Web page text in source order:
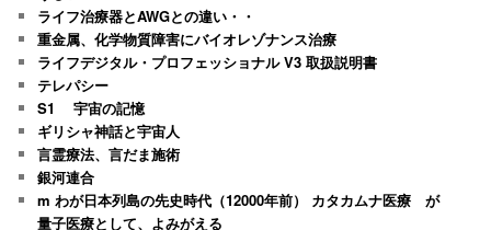
ライフ治療器とAWGとの違い・・
重金属、化学物質障害にバイオレゾナンス治療
ライフデジタル・プロフェッショナル V3 取扱説明書
テレパシー
S1 宇宙の記憶
ギリシャ神話と宇宙人
言霊療法、言だま施術
銀河連合
m わが日本列島の先史時代（12000年前） カタカムナ医療 が
量子医療として、よみがえる